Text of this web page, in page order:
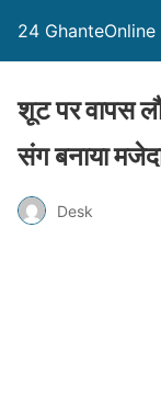
24 GhanteOnline
शूट पर वापस
संग बनाया
Desk